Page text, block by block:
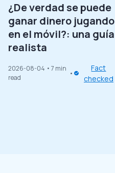
¿De verdad se puede
ganar dinero jugando
en el móvil?: una guía
realista
2026-08-04 • 7 min
read
Fact
checked